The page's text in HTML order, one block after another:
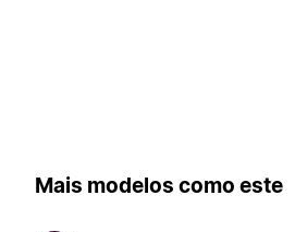
Mais modelos como este